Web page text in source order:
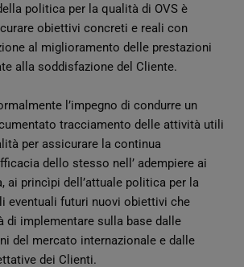
politica per la qualità di OVS è
obiettivi concreti e reali con
al miglioramento delle prestazioni
alla soddisfazione del Cliente.
l’impegno di condurre un
tracciamento delle attività utili
per assicurare la continua
dello stesso nell’ adempiere ai
ai princìpi dell’attuale politica per la
eventuali futuri nuovi obiettivi che
di implementare sulla base dalle
del mercato internazionale e dalle
dei Clienti.